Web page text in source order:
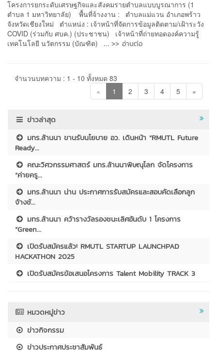
โครงการยกระดับเศรษฐกิจและสังคมรายตำบลแบบบูรณาการ (1
ตำบล 1 มหาวิทยาลัย) พื้นที่จ้างงาน : ตำบลแม่แวน อำเภอพร้าว
จังหวัดเชียงใหม่ ตำแหน่ง : เจ้าหน้าที่จัดการข้อมูลติดตาม/เฝ้าระวัง
COVID (ร่วมกับ ศบค.) (ประชาชน) เจ้าหน้าที่ถ่ายทอดองค์ความรู้
เทคโนโลยี นวัตกรรม (บัณฑิต) ... >> อ่านต่อ
จำนวนบทความ : 1 - 10 ทั้งหมด 83
«
1 2 3 4 5 »
ข่าวล่าสุด
มทร.ล้านนา ขานรับนโยบาย อว. เดินหน้า “RMUTL Future
Ready...
คณะวิศวกรรมศาสตร์ มทร.ล้านนาพิษณุโลก จัดโครงการ
“ค่ายครู...
มทร.ล้านนา น่าน ประกาศการรับสมัครและสอบคัดเลือกลูก
จ้างชั...
มทร.ล้านนา คว้ารางวัลรองชนะเลิศอันดับ 1 โครงการ
“Green...
เปิดรับสมัครแล้ว! RMUTL STARTUP LAUNCHPAD
HACKATHON 2025
เปิดรับสมัครข้อเสนอโครงการ Talent Mobility TRACK 3
หมวดหมู่ข่าว
ข่าวกิจกรรม
ข่าวประกาศประชาสัมพันธ์